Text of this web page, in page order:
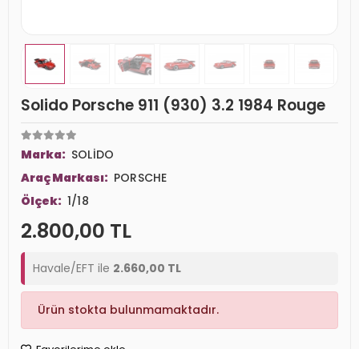
Solido Porsche 911 (930) 3.2 1984 Rouge
Marka: SOLİDO
Araç Markası: PORSCHE
Ölçek: 1/18
2.800,00 TL
Havale/EFT ile 2.660,00 TL
Ürün stokta bulunmamaktadır.